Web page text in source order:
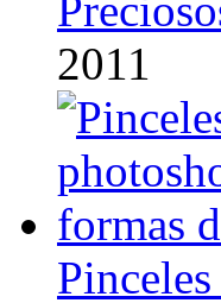
2011